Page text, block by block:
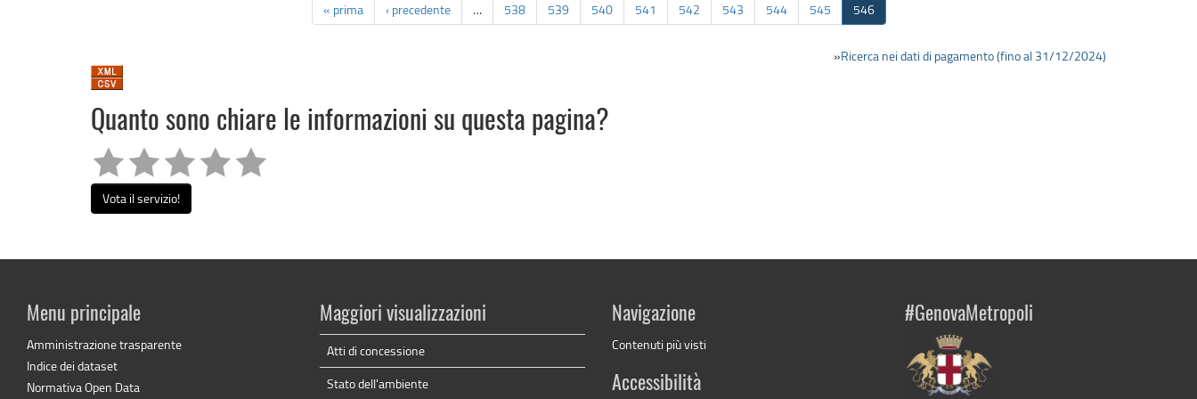
« prima ‹ precedente … 538 539 540 541 542 543 544 545 546
»Ricerca nei dati di pagamento (fino al 31/12/2024)
Quanto sono chiare le informazioni su questa pagina?
Vota il servizio!
Menu principale
Amministrazione trasparente
Indice dei dataset
Normativa Open Data
Maggiori visualizzazioni
Atti di concessione
Stato dell'ambiente
Navigazione
Contenuti più visti
Accessibilità
#GenovaMetropoli